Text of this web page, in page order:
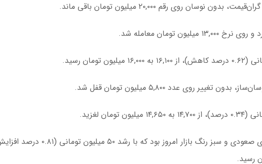
بدون نوسان روی رقم ۲۰,۰۰۰میلیون تومان باقی ماند.
و روی نرخ ۱۳,۰۰۰ میلیون تومان معامله شد.
۱۶,۰۰۰ میلیون تومان رسید.
بدون تغییر روی عدد ۵,۸۰۰میلیون تومان قفل شد.
۱۴,۶۵۰ میلیون تومان لغزید.
تنها خودروی صعودی و سبز رنگ بازار امروز بود که با رشد ۵۰ میلیون
رسید.